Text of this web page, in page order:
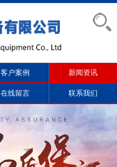
客户案例 新闻资讯
在线留言 联系我们